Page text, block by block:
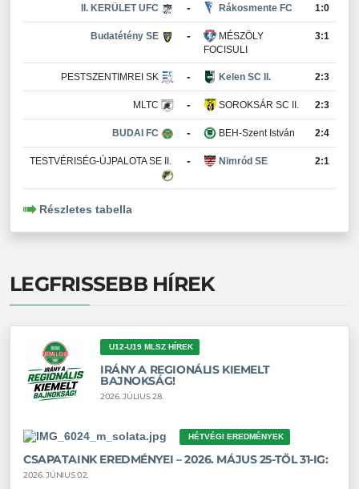
II. KERÜLET UFC - Rákosmente FC 1:0
Budatétény SE -
MÉSZÖLY
FOCISULI
3:1
PESTSZENTIMREI SK - Kelen SC II. 2:3
MLTC - SOROKSÁR SC II. 2:3
BUDAI FC - BEH-Szent István 2:4
TESTVÉRISÉG-ÚJPALOTA SE II. - Nimród SE 2:1
Részletes tabella
LEGFRISSEBB HÍREK
U12-U19 MLSZ HÍREK
IRÁNY A REGIONÁLIS KIEMELT
BAJNOKSÁG!
2026. JÚLIUS 28.
HÉTVÉGI EREDMÉNYEK
CSAPATAINK EREDMÉNYEI – 2026. MÁJUS 25-TŐL 31-IG:
2026. JÚNIUS 02.